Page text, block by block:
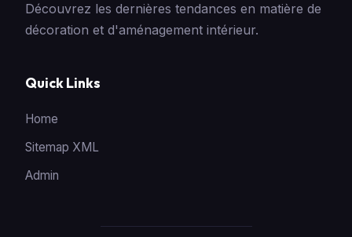
Découvrez les dernières tendances en matière de
décoration et d'aménagement intérieur.
Quick Links
Home
Sitemap XML
Admin